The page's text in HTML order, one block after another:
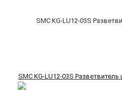
SMC KG-LU12-03S